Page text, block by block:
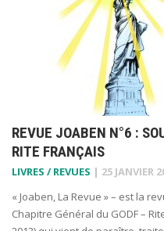
REVUE JOABEN N°6 :
RITE FRANÇAIS
LIVRES / REVUES | 25 JANVIER
« Joaben, La Revue » – est la
Chapitre Général du GODF –